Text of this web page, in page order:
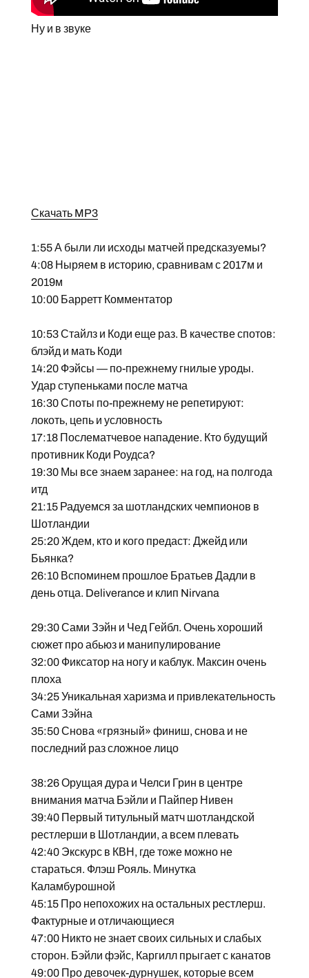
Ну и в звуке
Скачать MP3
1:55 А были ли исходы матчей предсказуемы?
4:08 Ныряем в историю, сравнивам с 2017м и
2019м
10:00 Барретт Комментатор
10:53 Стайлз и Коди еще раз. В качестве спотов:
блэйд и мать Коди
14:20 Фэйсы — по-прежнему гнилые уроды.
Удар ступеньками после матча
16:30 Споты по-прежнему не репетируют:
локоть, цепь и условность
17:18 Послематчевое нападение. Кто будущий
противник Коди Роудса?
19:30 Мы все знаем заранее: на год, на полгода
итд
21:15 Радуемся за шотландских чемпионов в
Шотландии
25:20 Ждем, кто и кого предаст: Джейд или
Бьянка?
26:10 Вспоминем прошлое Братьев Дадли в
день отца. Deliverance и клип Nirvana
29:30 Сами Зэйн и Чед Гейбл. Очень хороший
сюжет про абьюз и манипулирование
32:00 Фиксатор на ногу и каблук. Максин очень
плоха
34:25 Уникальная харизма и привлекательность
Сами Зэйна
35:50 Снова «грязный» финиш, снова и не
последний раз сложное лицо
38:26 Орущая дура и Челси Грин в центре
внимания матча Бэйли и Пайпер Нивен
39:40 Первый титульный матч шотландской
рестлерши в Шотландии, а всем плевать
42:40 Экскурс в КВН, где тоже можно не
стараться. Флэш Рояль. Минутка
Каламбурошной
45:15 Про непохожих на остальных рестлерш.
Фактурные и отличающиеся
47:00 Никто не знает своих сильных и слабых
сторон. Бэйли фэйс, Каргилл прыгает с канатов
49:00 Про девочек-дурнушек, которые всем